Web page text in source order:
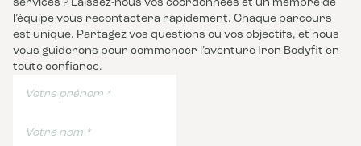
services ? Laissez-nous vos coordonnées et un membre de
l’équipe vous recontactera rapidement. Chaque parcours
est unique. Partagez vos questions ou vos objectifs, et nous
vous guiderons pour commencer l’aventure Iron Bodyfit en
toute confiance.